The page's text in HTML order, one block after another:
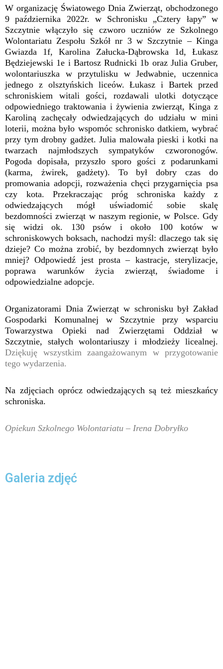
W organizację Światowego Dnia Zwierząt, obchodzonego
9 października 2022r. w Schronisku „Cztery łapy” w
Szczytnie włączyło się czworo uczniów ze Szkolnego
Wolontariatu Zespołu Szkół nr 3 w Szczytnie – Kinga
Gwiazda 1f, Karolina Załucka-Dąbrowska 1d, Łukasz
Będziejewski 1e i Bartosz Rudnicki 1b oraz Julia Gruber,
wolontariuszka w przytulisku w Jedwabnie, uczennica
jednego z olsztyńskich liceów. Łukasz i Bartek przed
schroniskiem witali gości, rozdawali ulotki dotyczące
odpowiedniego traktowania i żywienia zwierząt, Kinga z
Karoliną zachęcały odwiedzających do udziału w mini
loterii, można było wspomóc schronisko datkiem, wybrać
przy tym drobny gadżet. Julia malowała pieski i kotki na
twarzach najmłodszych sympatyków czworonogów.
Pogoda dopisała, przyszło sporo gości z podarunkami
(karma, żwirek, gadżety). To był dobry czas do
promowania adopcji, rozważenia chęci przygarnięcia psa
czy kota. Przekraczając próg schroniska każdy z
odwiedzających mógł uświadomić sobie skalę
bezdomności zwierząt w naszym regionie, w Polsce. Gdy
się widzi ok. 130 psów i około 100 kotów w
schroniskowych boksach, nachodzi myśl: dlaczego tak się
dzieje? Co można zrobić, by bezdomnych zwierząt było
mniej? Odpowiedź jest prosta – kastracje, sterylizacje,
poprawa warunków życia zwierząt, świadome i
odpowiedzialne adopcje.
Organizatorami Dnia Zwierząt w schronisku był Zakład
Gospodarki Komunalnej w Szczytnie przy wsparciu
Towarzystwa Opieki nad Zwierzętami Oddział w
Szczytnie, stałych wolontariuszy i młodzieży licealnej.
Dziękuję wszystkim zaangażowanym w przygotowanie
tego wydarzenia.
Na zdjęciach oprócz odwiedzających są też mieszkańcy
schroniska.
Opiekun Szkolnego Wolontariatu – Irena Dobryłko
Galeria zdjęć